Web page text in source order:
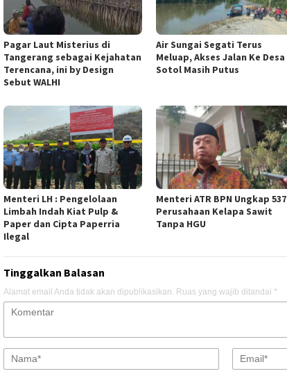
Pagar Laut Misterius di
Tangerang sebagai Kejahatan
Terencana, ini by Design
Sebut WALHI
Air Sungai Segati Terus
Meluap, Akses Jalan Ke Desa
Sotol Masih Putus
Menteri LH : Pengelolaan
Limbah Indah Kiat Pulp &
Paper dan Cipta Paperria
Ilegal
Menteri ATR BPN Ungkap 537
Perusahaan Kelapa Sawit
Tanpa HGU
Tinggalkan Balasan
Alamat email Anda tidak akan dipublikasikan. Ruas yang wajib ditandai *